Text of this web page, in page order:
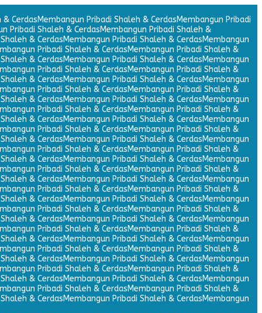
& CerdasMembangun Pribadi Shaleh & CerdasMembangun Pribadi
Pribadi Shaleh & CerdasMembangun Pribadi Shaleh &
& CerdasMembangun Pribadi Shaleh & CerdasMembangun
Pribadi Shaleh & CerdasMembangun Pribadi Shaleh &
& CerdasMembangun Pribadi Shaleh & CerdasMembangun
Pribadi Shaleh & CerdasMembangun Pribadi Shaleh &
& CerdasMembangun Pribadi Shaleh & CerdasMembangun
Pribadi Shaleh & CerdasMembangun Pribadi Shaleh &
& CerdasMembangun Pribadi Shaleh & CerdasMembangun
Pribadi Shaleh & CerdasMembangun Pribadi Shaleh &
& CerdasMembangun Pribadi Shaleh & CerdasMembangun
Pribadi Shaleh & CerdasMembangun Pribadi Shaleh &
& CerdasMembangun Pribadi Shaleh & CerdasMembangun
Pribadi Shaleh & CerdasMembangun Pribadi Shaleh &
& CerdasMembangun Pribadi Shaleh & CerdasMembangun
Pribadi Shaleh & CerdasMembangun Pribadi Shaleh &
& CerdasMembangun Pribadi Shaleh & CerdasMembangun
Pribadi Shaleh & CerdasMembangun Pribadi Shaleh &
& CerdasMembangun Pribadi Shaleh & CerdasMembangun
Pribadi Shaleh & CerdasMembangun Pribadi Shaleh &
& CerdasMembangun Pribadi Shaleh & CerdasMembangun
Pribadi Shaleh & CerdasMembangun Pribadi Shaleh &
& CerdasMembangun Pribadi Shaleh & CerdasMembangun
Pribadi Shaleh & CerdasMembangun Pribadi Shaleh &
& CerdasMembangun Pribadi Shaleh & CerdasMembangun
Pribadi Shaleh & CerdasMembangun Pribadi Shaleh &
& CerdasMembangun Pribadi Shaleh & CerdasMembangun
Pribadi Shaleh & CerdasMembangun Pribadi Shaleh &
& CerdasMembangun Pribadi Shaleh & CerdasMembangun